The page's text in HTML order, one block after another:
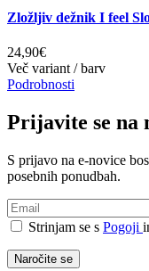
Zložljiv dežnik I feel
24,90€
Več variant / barv
Podrobnosti
Prijavite se na
S prijavo na e-novice
posebnih ponudbah.
Strinjam se s Pogoji
Naročite se